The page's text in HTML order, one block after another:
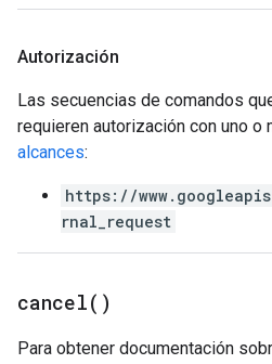
Autorización
Las secuencias de comandos
requieren autorización con uno
alcances:
https://
rnal_request
cancel( )
Para obtener documentación